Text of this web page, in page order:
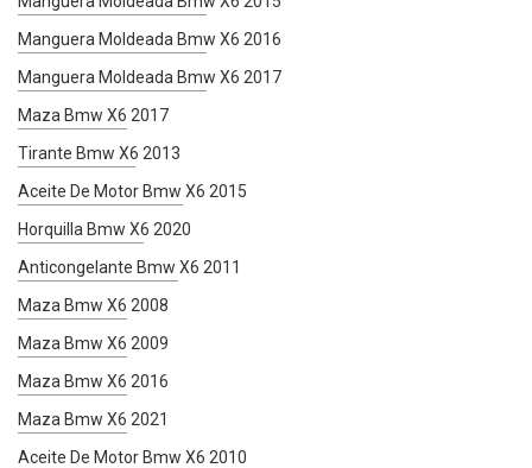
Manguera Moldeada Bmw X6 2016
Manguera Moldeada Bmw X6 2017
Maza Bmw X6 2017
Tirante Bmw X6 2013
Aceite De Motor Bmw X6 2015
Horquilla Bmw X6 2020
Anticongelante Bmw X6 2011
Maza Bmw X6 2008
Maza Bmw X6 2009
Maza Bmw X6 2016
Maza Bmw X6 2021
Aceite De Motor Bmw X6 2010